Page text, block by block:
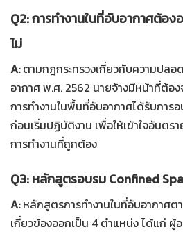
Q2: การทำงานในที่อับอากาศต้อ
ไม่
A:ตามกฎกระทรวงเกี่ยวกับความปลอ
อากาศ พ.ศ. 2562 นายจ้างมีหน้าที่ต้อ
การทำงานในพื้นที่อับอากาศได้รับกา
ก่อนเริ่มปฏิบัติงาน เพื่อให้เข้าใจอันตร
การทำงานที่ถูกต้อง
Q3: หลักสูตรอบรม Confined
A:หลักสูตรการทำงานในที่อับอากาศ
เกี่ยวข้องออกเป็น 4 ตำแหน่ง ได้แก่